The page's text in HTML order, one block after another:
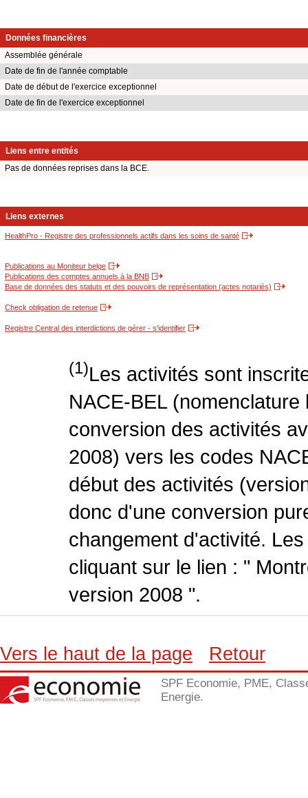
Données financières
Assemblée générale
Date de fin de l'année comptable
Date de début de l'exercice exceptionnel
Date de fin de l'exercice exceptionnel
Liens entre entités
Pas de données reprises dans la BCE.
Liens externes
HealthPro - Registre des professionnels actifs dans les soins de santé
Publications au Moniteur belge
Publications des comptes annuels à la BNB
Base de données des statuts et des pouvoirs de représentation (actes notariés)
Check obligation de retenue
Registre Central des interdictions de gérer - s'identifier
(1)Les activités sont
NACE-BEL
conversion des activités
2008) vers les codes
début des activités
donc d'une conversion
changement d'activité.
cliquant sur le lien : "
version 2008 ".
Vers le haut de la page Retour
SPF Economie, PME,
Energie.